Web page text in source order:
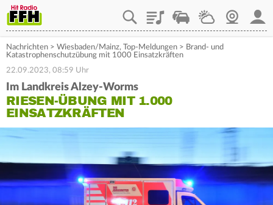
PlaylistStaupilotWetterWebcam
Nachrichten > Wiesbaden/Mainz, Top-Meldungen > Brand- und
Katastrophenschutzübung mit 1000 Einsatzkräften
22.09.2023, 08:59 Uhr
Im Landkreis Alzey-Worms
RIESEN-ÜBUNG MIT 1.000
EINSATZKRÄFTEN